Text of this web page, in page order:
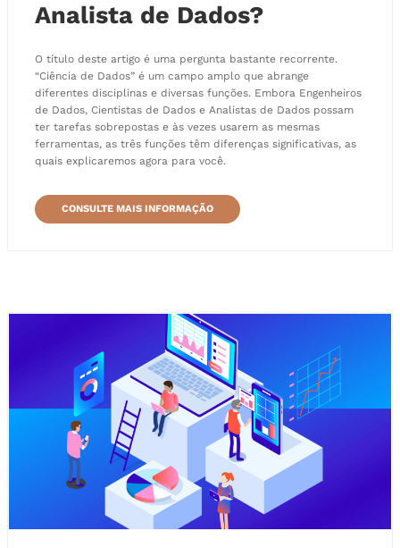
Analista de Dados?
O título deste artigo é uma pergunta bastante recorrente.
“Ciência de Dados” é um campo amplo que abrange
diferentes disciplinas e diversas funções. Embora Engenheiros
de Dados, Cientistas de Dados e Analistas de Dados possam
ter tarefas sobrepostas e às vezes usarem as mesmas
ferramentas, as três funções têm diferenças significativas, as
quais explicaremos agora para você.
CONSULTE MAIS INFORMAÇÃO